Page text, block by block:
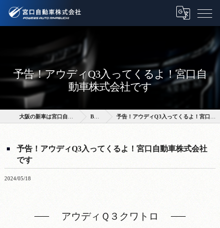
予告！アウディQ3入ってくるよ！宮口自
動車株式会社です
BLOG 予告！アウディQ3入ってくるよ！宮口自動車株式会社です
予告！アウディQ3入ってくるよ！宮口自動車株式会社
です
2024/05/18
アウディＱ３クワトロ